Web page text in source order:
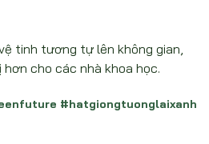
tinh tương tự lên không gian,
cho các nhà khoa học.
#hatgiongtuonglaixanh